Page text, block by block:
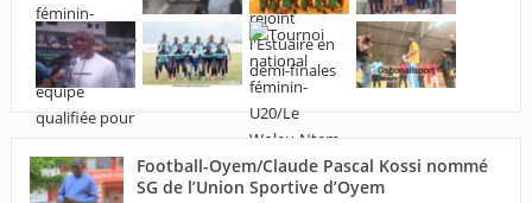
Football-Oyem/Claude Pascal Kossi nommé
SG de l’Union Sportive d’Oyem